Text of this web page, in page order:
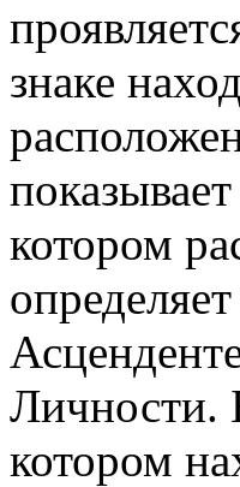
знаке
котором
Личности.
котором